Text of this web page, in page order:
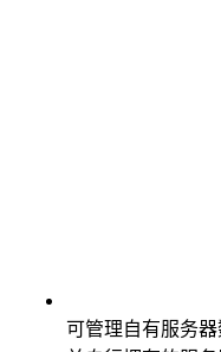
可管理自有服务